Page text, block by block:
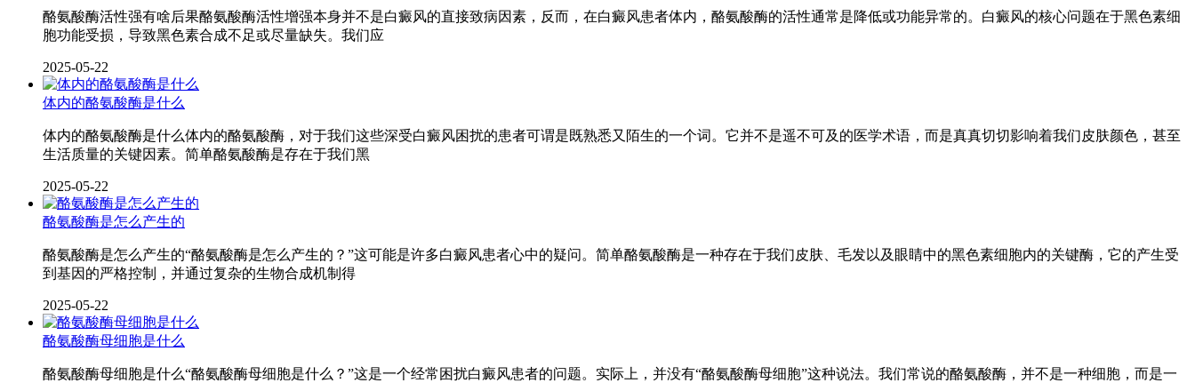
酪氨酸酶活性强有啥后果酪氨酸酶活性增强本身并不是白癜风的直接致病因素，反而，在白癜风患者体内，酪氨酸酶的活性通常是降低或功能异常的。白癜风的核心问题在于黑色素细
胞功能受损，导致黑色素合成不足或尽量缺失。我们应
2025-05-22
体内的酪氨酸酶是什么
体内的酪氨酸酶是什么体内的酪氨酸酶，对于我们这些深受白癜风困扰的患者可谓是既熟悉又陌生的一个词。它并不是遥不可及的医学术语，而是真真切切影响着我们皮肤颜色，甚至
生活质量的关键因素。简单酪氨酸酶是存在于我们黑
2025-05-22
酪氨酸酶是怎么产生的
酪氨酸酶是怎么产生的“酪氨酸酶是怎么产生的？”这可能是许多白癜风患者心中的疑问。简单酪氨酸酶是一种存在于我们皮肤、毛发以及眼睛中的黑色素细胞内的关键酶，它的产生受
到基因的严格控制，并通过复杂的生物合成机制得
2025-05-22
酪氨酸酶母细胞是什么
酪氨酸酶母细胞是什么“酪氨酸酶母细胞是什么？”这是一个经常困扰白癜风患者的问题。实际上，并没有“酪氨酸酶母细胞”这种说法。我们常说的酪氨酸酶，并不是一种细胞，而是一